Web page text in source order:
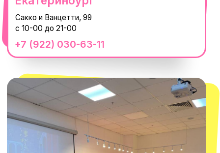
+7 (932) 602-41-15
ТРК «Европолис Ростокино»
ул. Проспект Мира, 211 к2
с 10-00 до 22-00
Москва
смотреть в Яндекс.Картах
ПОДПИСАТЬСЯ
СЕКРЕТНЫЕ ПРОМОКОДЫ, ПРИГЛАШЕНИЯ
НА МЕРОПРИЯТИЯ И АНОНСЫ НОВИНОК
РАНЬШЕ ВСЕХ